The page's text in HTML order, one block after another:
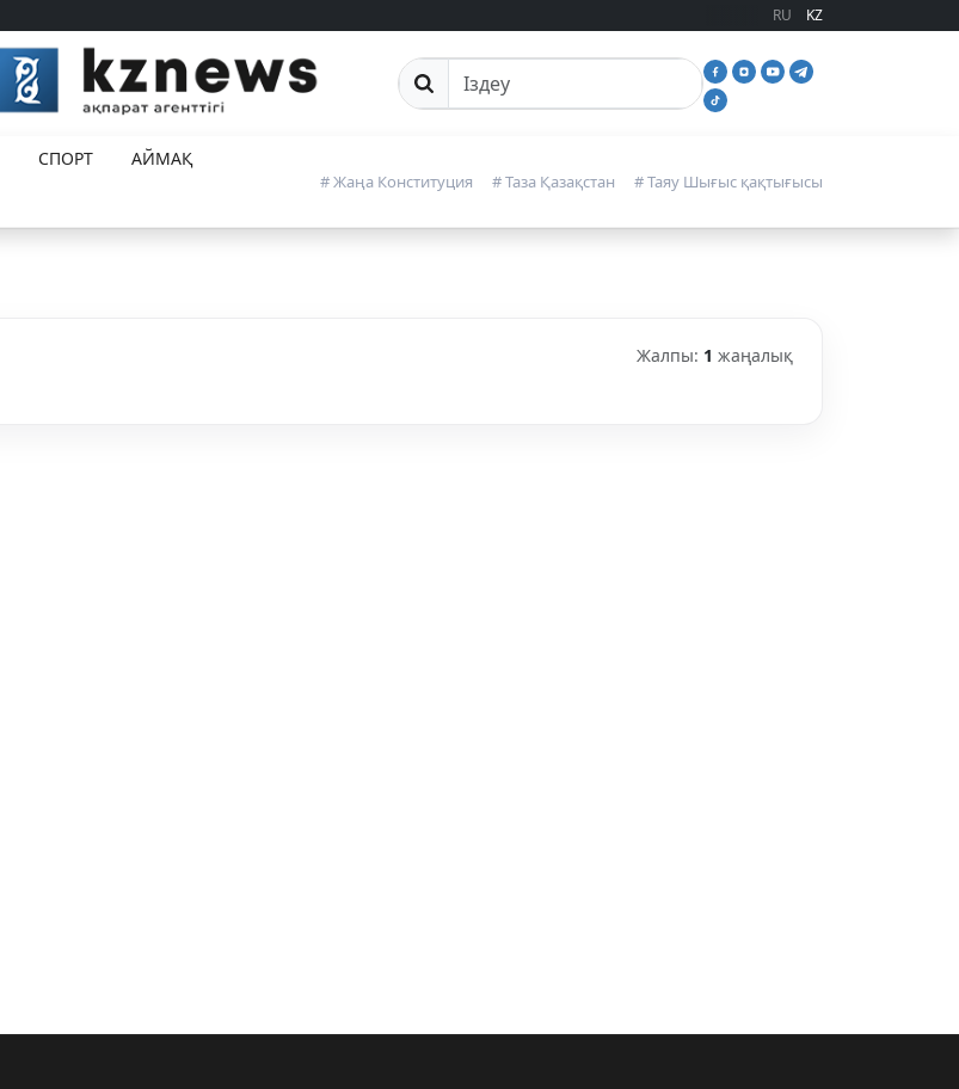
RU KZ
Сайттан іздеу
СПОРТ
АЙМАҚ
# Жаңа Конституция # Таза Қазақстан # Таяу Шығыс қақтығысы
Жалпы: 1 жаңалық